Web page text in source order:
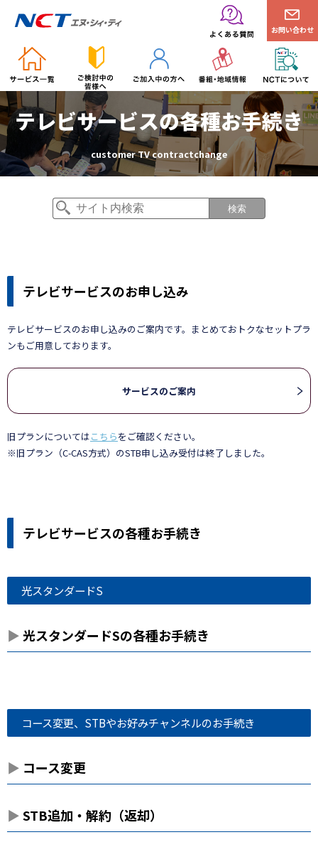
お問い合わせ
テレビサービスの各種お手続き
customer TV contractchange
検索
テレビサービスのお申し込み
テレビサービスのお申し込みのご案内です。まとめておトクなセットプラ
ンもご用意しております。
サービスのご案内
旧プランについてはこちらをご確認ください。
※旧プラン（C-CAS方式）のSTB申し込み受付は終了しました。
テレビサービスの各種お手続き
光スタンダードS
光スタンダードSの各種お手続き
コース変更、STBやお好みチャンネルのお手続き
コース変更
STB追加・解約（返却）